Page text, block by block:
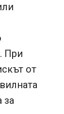
При
от
за